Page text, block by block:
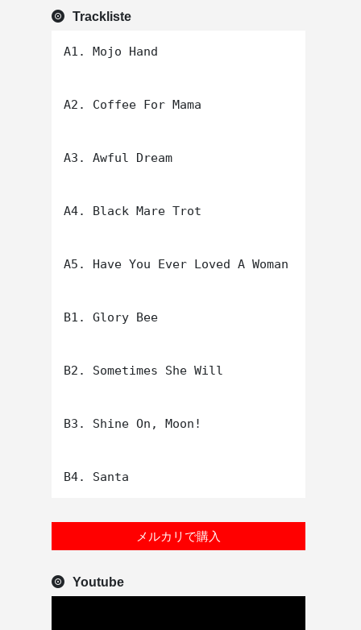
Trackliste
A1. Mojo Hand
A2. Coffee For Mama
A3. Awful Dream
A4. Black Mare Trot
A5. Have You Ever Loved A Woman
B1. Glory Bee
B2. Sometimes She Will
B3. Shine On, Moon!
メルカリで購入
Youtube